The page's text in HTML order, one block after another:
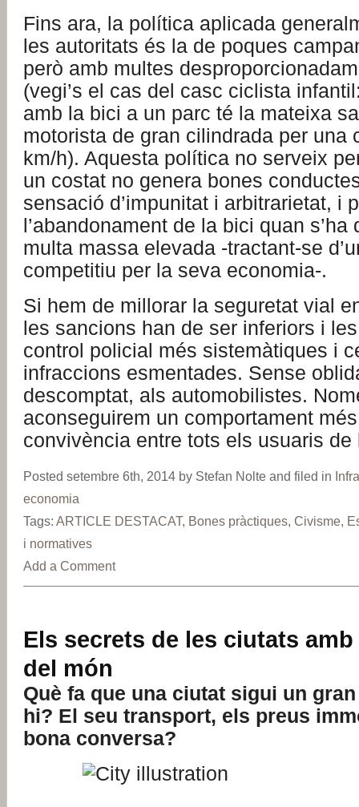
Fins ara, la política aplicada
les autoritats és la de poques
però amb multes
(vegi’s el cas del casc ciclista
amb la bici a un parc té la mateixa
motorista de gran cilindrada per una
km/h). Aquesta política no serveix
un costat no genera bones
sensació d’impunitat i arbitrarietat, i
l’abandonament de la bici quan s’ha
multa massa elevada -tractant-se
competitiu per la seva economia-.
Si hem de millorar la seguretat vial
les sancions han de ser inferiors i
control policial més sistemàtiques i
infraccions esmentades. Sense
descomptat, als automobilistes.
aconseguirem un comportament
convivència entre tots els usuaris de
Posted setembre 6th, 2014 by Stefan Nolte and filed in
economia
Tags: ARTICLE DESTACAT, Bones pràctiques, Civisme,
i normatives
Add a Comment
Els secrets de les ciutats
del món
Què fa que una ciutat sigui un
hi? El seu transport, els preus
bona conversa?